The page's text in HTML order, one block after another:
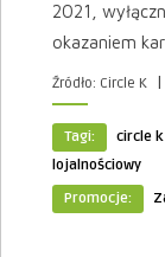
2021,
okazaniem
Źródło: Circle K |
Tagi: circle k
lojalnościowy
Promocje: